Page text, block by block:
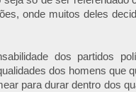
onde muitos deles
dos partidos
dos homens que
para durar dentro dos